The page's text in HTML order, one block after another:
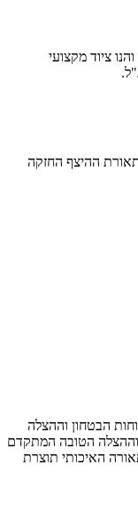
ציוד מקצועי
115,000 לומן היא תאורת ההיצף החזקה
הבטחון וההצלה
וההצלה הטובה המתקדם
האיכותי תוצרת